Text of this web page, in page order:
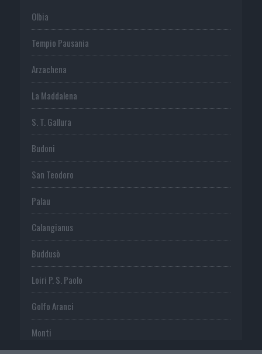
Olbia
Tempio Pausania
Arzachena
La Maddalena
S. T. Gallura
Budoni
San Teodoro
Palau
Calangianus
Buddusò
Loiri P. S. Paolo
Golfo Aranci
Monti